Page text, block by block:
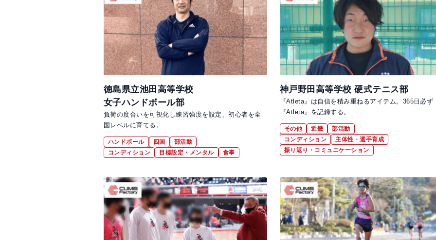
徳島県立池田高等学校
女子ハンドボール部
負荷の度合いを可視化し練習強度を設定、初心者を全
国レベルに育てる。
ハンドボール 四国
部活動
コンディション
目標設定・メンタル 食事
神戸野田高等学校 硬式テニス部
『Atleta』は自信を積み重ねるアイテム。365日必ず
『Atleta』を記録する。
その他 近畿
部活動
コンディション
主体性・選手育成
振り返り・コミュニケーション